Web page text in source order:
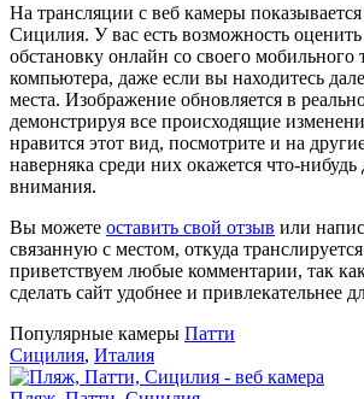
На трансляции с веб камеры
Сицилия. У вас есть возможность
обстановку онлайн со своего мобильного
компьютера, даже если вы находитесь
места. Изображение обновляется в
демонстрируя все происходящие
нравится этот вид, посмотрите и на
наверняка среди них окажется что-нибудь
внимания.
Вы можете оставить свой отзыв или
связанную с местом, откуда
приветствуем любые комментарии, так
сделать сайт удобнее и привлекательнее
Популярные камеры Патти
Сицилия, Италия